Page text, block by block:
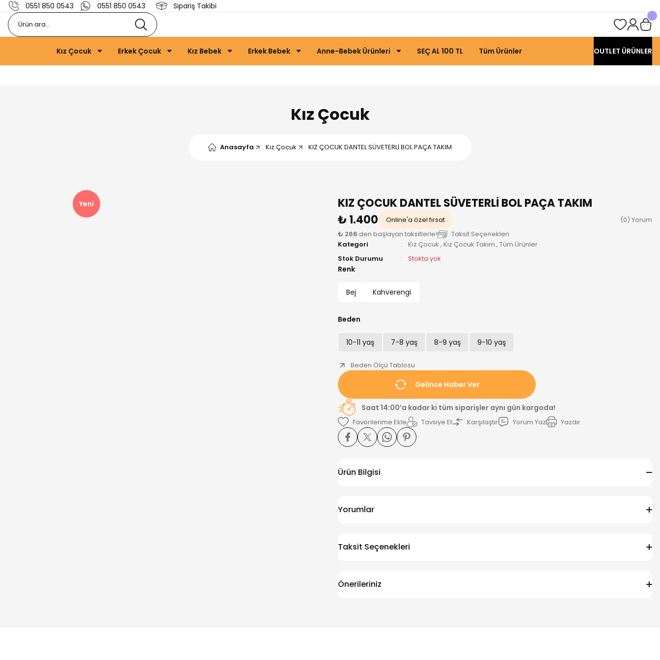
0551 850 0543 0551 850 0543 Sipariş Takibi
Kız Çocuk Erkek Çocuk Kız Bebek Erkek Bebek Anne-Bebek Ürünleri SEÇ AL 100 TL Tüm Ürünler OUTLET ÜRÜNLER
Kız Çocuk
Anasayfa Kız Çocuk KIZ ÇOCUK DANTEL SÜVETERLİ BOL PAÇA TAKIM
Yeni
KIZ ÇOCUK DANTEL SÜVETERLİ BOL PAÇA TAKIM
₺ 1.400
Online'a özel fırsat
(0) Yorum
₺ 266 den başlayan taksitlerle!
Taksit Seçenekleri
Kategori
Kız Çocuk , Kız Çocuk Takım , Tüm Ürünler
Stok Durumu
Stokta yok
Renk
Bej Kahverengi
Beden
10-11 yaş 7-8 yaş 8-9 yaş 9-10 yaş
Beden Ölçü Tablosu
Gelince Haber Ver
Saat 14:00’a kadar ki tüm siparişler aynı gün kargoda!
Tavsiye Et Karşılaştır Yorum Yaz Yazdır
Ürün Bilgisi
Yorumlar
Taksit Seçenekleri
Önerileriniz